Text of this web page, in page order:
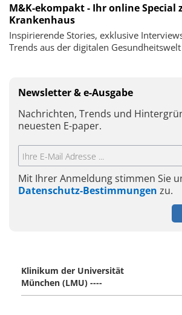
M&K-ekompakt - Ihr online Special
Krankenhaus
Inspirierende Stories, exklusive
Trends aus der digitalen Gesundheitswelt
Newsletter & e-Ausgabe
Nachrichten, Trends und
neuesten E-paper.
Mit Ihrer Anmeldung stimmen Sie
Datenschutz-Bestimmungen zu.
Klinikum der Universität
München (LMU) ----